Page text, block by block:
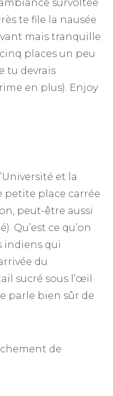
survoltée
te file la nausée
mais tranquille
places un peu
tu devrais
en plus). Enjoy
et la
petite place carrée
peut-être aussi
Qu’est ce qu’on
indiens qui
du
sucré sous l’œil
parle bien sûr de
de